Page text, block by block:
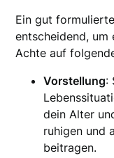
Ein gut
entscheidend, um
Achte auf
Vorstellung:
dein Alter
ruhigen und
beitragen.